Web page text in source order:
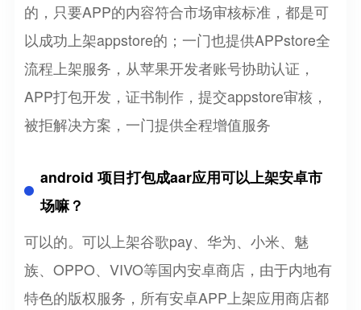
的，只要APP的内容符合市场审核标准，都是可
以成功上架appstore的；一门也提供APPstore全
流程上架服务，从苹果开发者账号协助认证，
APP打包开发，证书制作，提交appstore审核，
被拒解决方案，一门提供全程增值服务
android 项目打包成aar应用可以上架安卓市
场嘛？
可以的。可以上架谷歌pay、华为、小米、魅
族、OPPO、VIVO等国内安卓商店，由于内地有
特色的版权服务，所有安卓APP上架应用商店都